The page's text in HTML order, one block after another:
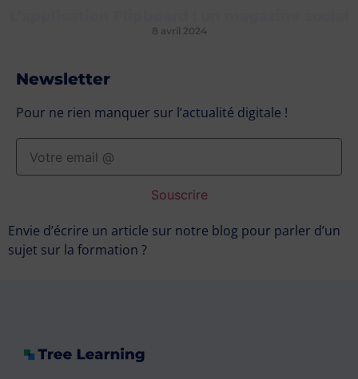
8 avril 2024
Newsletter
Pour ne rien manquer sur l’actualité digitale !
Souscrire
Envie d’écrire un article sur notre blog pour parler d’un
sujet sur la formation ?